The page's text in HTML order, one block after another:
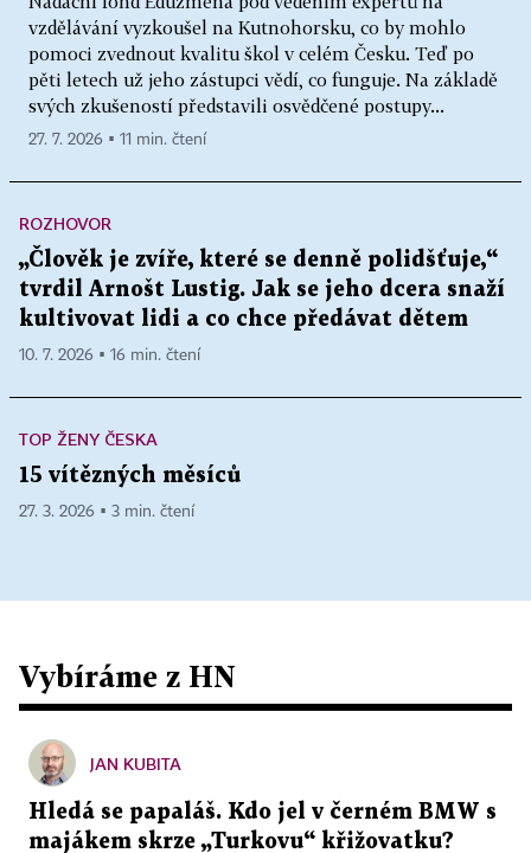
vzdělávání vyzkoušel na Kutnohorsku, co by mohlo
pomoci zvednout kvalitu škol v celém Česku. Teď po
pěti letech už jeho zástupci vědí, co funguje. Na základě
svých zkušeností představili osvědčené postupy...
27. 7. 2026 ▪ 11 min. čtení
ROZHOVOR
„Člověk je zvíře, které se denně polidšťuje,“
tvrdil Arnošt Lustig. Jak se jeho dcera snaží
kultivovat lidi a co chce předávat dětem
10. 7. 2026 ▪ 16 min. čtení
TOP ŽENY ČESKA
15 vítězných měsíců
27. 3. 2026 ▪ 3 min. čtení
Vybíráme z HN
JAN KUBITA
Hledá se papaláš. Kdo jel v černém BMW s
majákem skrze „Turkovu“ křižovatku?